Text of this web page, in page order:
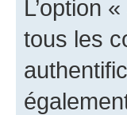
L’option
tous les